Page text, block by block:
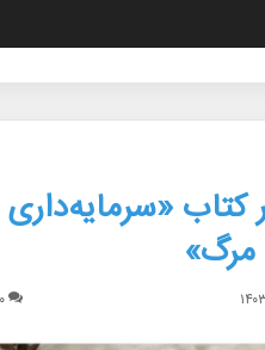
کتاب «سرمایه‌داری
مرگ»
۰